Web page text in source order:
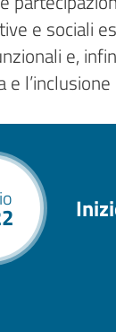
e sociali
e,
e l’inclusione